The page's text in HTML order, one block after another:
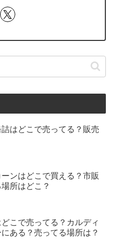
はどこで売ってる？販売
ンはどこで買える？市販
所はどこ？
こで売ってる？カルディ
ある？売ってる場所は？